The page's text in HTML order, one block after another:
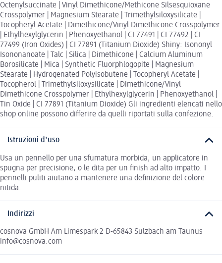
Octenylsuccinate | Vinyl Dimethicone/Methicone Silsesquioxane
Crosspolymer | Magnesium Stearate | Trimethylsiloxysilicate |
Tocopheryl Acetate | Dimethicone/Vinyl Dimethicone Crosspolymer
| Ethylhexylglycerin | Phenoxyethanol | CI 77491 | CI 77492 | CI
77499 (Iron Oxides) | CI 77891 (Titanium Dioxide) Shiny: Isononyl
Isononanoate | Talc | Silica | Dimethicone | Calcium Aluminum
Borosilicate | Mica | Synthetic Fluorphlogopite | Magnesium
Stearate | Hydrogenated Polyisobutene | Tocopheryl Acetate |
Tocopherol | Trimethylsiloxysilicate | Dimethicone/Vinyl
Dimethicone Crosspolymer | Ethylhexylglycerin | Phenoxyethanol |
Tin Oxide | CI 77891 (Titanium Dioxide) Gli ingredienti elencati nello
shop online possono differire da quelli riportati sulla confezione.
Istruzioni d'uso
Usa un pennello per una sfumatura morbida, un applicatore in
spugna per precisione, o le dita per un finish ad alto impatto. I
pennelli puliti aiutano a mantenere una definizione del colore
nitida.
Indirizzi
cosnova GmbH Am Limespark 2 D-65843 Sulzbach am Taunus
info@cosnova.com